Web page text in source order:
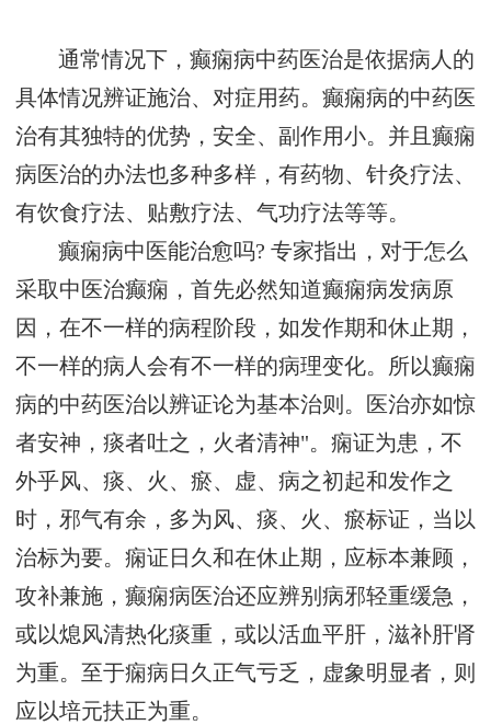
通常情况下，癫痫病中药医治是依据病人的
具体情况辨证施治、对症用药。癫痫病的中药医
治有其独特的优势，安全、副作用小。并且癫痫
病医治的办法也多种多样，有药物、针灸疗法、
有饮食疗法、贴敷疗法、气功疗法等等。
癫痫病中医能治愈吗? 专家指出，对于怎么
采取中医治癫痫，首先必然知道癫痫病发病原
因，在不一样的病程阶段，如发作期和休止期，
不一样的病人会有不一样的病理变化。所以癫痫
病的中药医治以辨证论为基本治则。医治亦如惊
者安神，痰者吐之，火者清神"。痫证为患，不
外乎风、痰、火、瘀、虚、病之初起和发作之
时，邪气有余，多为风、痰、火、瘀标证，当以
治标为要。痫证日久和在休止期，应标本兼顾，
攻补兼施，癫痫病医治还应辨别病邪轻重缓急，
或以熄风清热化痰重，或以活血平肝，滋补肝肾
为重。至于痫病日久正气亏乏，虚象明显者，则
应以培元扶正为重。